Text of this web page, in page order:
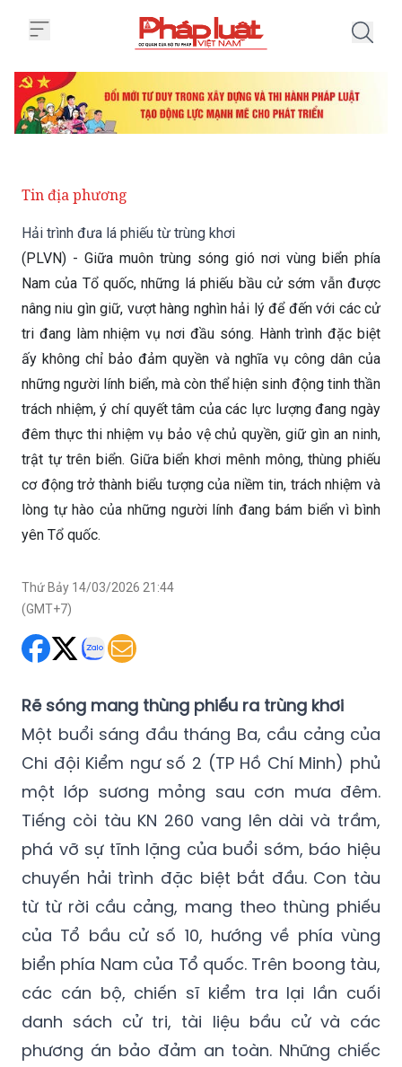
Tin địa phương
Hải trình đưa lá phiếu từ trùng khơi
(PLVN) - Giữa muôn trùng sóng gió nơi vùng biển phía
Nam của Tổ quốc, những lá phiếu bầu cử sớm vẫn được
nâng niu gìn giữ, vượt hàng nghìn hải lý để đến với các cử
tri đang làm nhiệm vụ nơi đầu sóng. Hành trình đặc biệt
ấy không chỉ bảo đảm quyền và nghĩa vụ công dân của
những người lính biển, mà còn thể hiện sinh động tinh thần
trách nhiệm, ý chí quyết tâm của các lực lượng đang ngày
đêm thực thi nhiệm vụ bảo vệ chủ quyền, giữ gìn an ninh,
trật tự trên biển. Giữa biển khơi mênh mông, thùng phiếu
cơ động trở thành biểu tượng của niềm tin, trách nhiệm và
lòng tự hào của những người lính đang bám biển vì bình
yên Tổ quốc.
Thứ Bảy 14/03/2026 21:44
(GMT+7)
Rẽ sóng mang thùng phiếu ra trùng khơi
Một buổi sáng đầu tháng Ba, cầu cảng của
Chi đội Kiểm ngư số 2 (TP Hồ Chí Minh) phủ
một lớp sương mỏng sau cơn mưa đêm.
Tiếng còi tàu KN 260 vang lên dài và trầm,
phá vỡ sự tĩnh lặng của buổi sớm, báo hiệu
chuyến hải trình đặc biệt bắt đầu. Con tàu
từ từ rời cầu cảng, mang theo thùng phiếu
của Tổ bầu cử số 10, hướng về phía vùng
biển phía Nam của Tổ quốc. Trên boong tàu,
các cán bộ, chiến sĩ kiểm tra lại lần cuối
danh sách cử tri, tài liệu bầu cử và các
phương án bảo đảm an toàn. Những chiếc